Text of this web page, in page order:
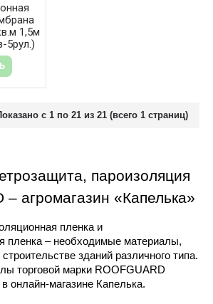
1,5м
5рул.)
с 1 по 21 из 21 (всего 1 страниц)
пароизоляция
– агромагазин «Капелька»
пленка и
пленка – необходимые материалы,
зданий различного типа.
торговой марки ROOFGUARD
онлайн-магазине Капелька.